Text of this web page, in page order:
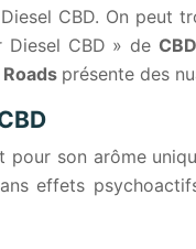
CBD. On peut
Diesel CBD » de
présente des
son arôme
effets